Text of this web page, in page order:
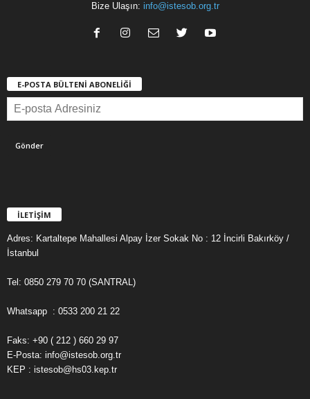
Bize Ulaşın: info@istesob.org.tr
E-POSTA BÜLTENİ ABONELİĞİ
İLETİŞİM
Adres: Kartaltepe Mahallesi Alpay İzer Sokak No : 12 İncirli Bakırköy /
İstanbul
Tel: 0850 279 70 70 (SANTRAL)
Whatsapp : 0533 200 21 22
Faks: +90 ( 212 ) 660 29 97
E-Posta: info@istesob.org.tr
KEP : istesob@hs03.kep.tr